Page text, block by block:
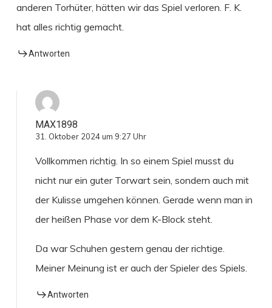
anderen Torhüter, hätten wir das Spiel verloren. F. K.
hat alles richtig gemacht.
Antworten
MAX1898
31. Oktober 2024 um 9:27 Uhr
Vollkommen richtig. In so einem Spiel musst du
nicht nur ein guter Torwart sein, sondern auch mit
der Kulisse umgehen können. Gerade wenn man in
der heißen Phase vor dem K-Block steht.
Da war Schuhen gestern genau der richtige.
Meiner Meinung ist er auch der Spieler des Spiels.
Antworten